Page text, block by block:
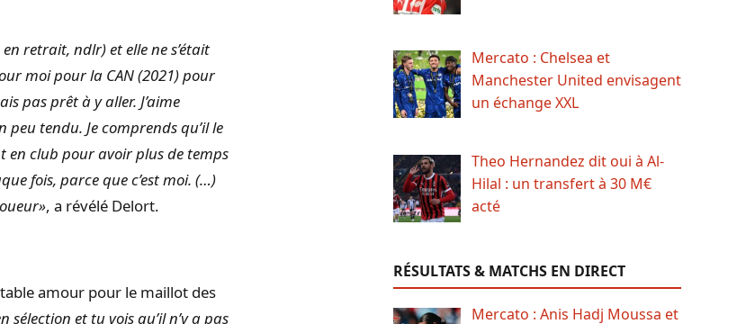
retrait, ndlr) et elle ne s’était
moi pour la CAN (2021) pour
pas prêt à y aller. J’aime
tendu. Je comprends qu’il le
en club pour avoir plus de temps
fois, parce que c’est moi. (…)
, a révélé Delort.
amour pour le maillot des
sélection et tu vois qu’il n’y a pas
Mercato : Chelsea et
Manchester United envisagent
un échange XXL
Theo Hernandez dit oui à Al-
Hilal : un transfert à 30 M€
acté
RÉSULTATS & MATCHS EN DIRECT
Mercato : Anis Hadj Moussa et